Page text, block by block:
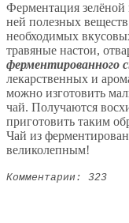
Ферментация
ней полезных
необходимых
травяные настои,
ферментированного
лекарственных и
можно изготовить
чай. Получаются
приготовить таким
Чай из
великолепным!
Комментарии: 323